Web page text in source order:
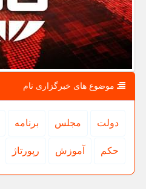
موضوع های خبرگزاری نام
دولت مجلس برنامه
حكم آموزش رپورتاژ